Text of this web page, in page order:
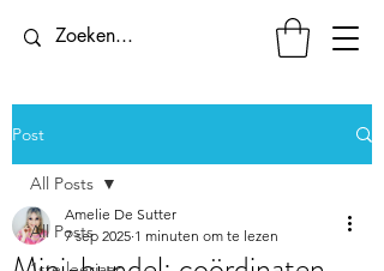
Post
All Posts
All Posts
Amelie De Sutter
7 sep 2025 1 minuten om te lezen